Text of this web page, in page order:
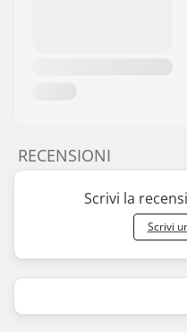
RECENSIONI
Scrivi la
Scrivi